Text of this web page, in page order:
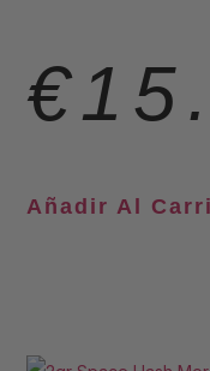
€
Añadir Al